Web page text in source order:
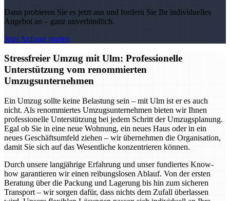
Dann probieren Sie es jetzt aus und fordern Sie Ihr individuelles
Angebot an – ganz unverbindlich.
Jetzt Anfrage starten
Stressfreier Umzug mit Ulm: Professionelle
Unterstützung vom renommierten
Umzugsunternehmen
Ein Umzug sollte keine Belastung sein – mit Ulm ist er es auch
nicht. Als renommiertes Umzugsunternehmen bieten wir Ihnen
professionelle Unterstützung bei jedem Schritt der Umzugsplanung.
Egal ob Sie in eine neue Wohnung, ein neues Haus oder in ein
neues Geschäftsumfeld ziehen – wir übernehmen die Organisation,
damit Sie sich auf das Wesentliche konzentrieren können.
Durch unsere langjährige Erfahrung und unser fundiertes Know-
how garantieren wir einen reibungslosen Ablauf. Von der ersten
Beratung über die Packung und Lagerung bis hin zum sicheren
Transport – wir sorgen dafür, dass nichts dem Zufall überlassen